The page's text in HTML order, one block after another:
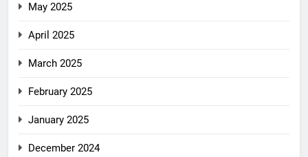
May 2025
April 2025
March 2025
February 2025
January 2025
December 2024